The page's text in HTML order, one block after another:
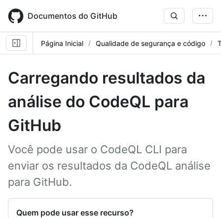
main
content
Documentos do GitHub
Página Inicial Qualidade de segurança e código
Carregando resultados da
análise do CodeQL para
GitHub
Você pode usar o CodeQL CLI para
enviar os resultados da CodeQL análise
para GitHub.
Quem pode usar esse recurso?